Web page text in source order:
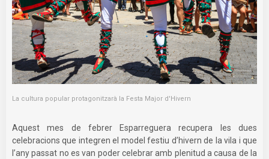
La cultura popular protagonitzarà la Festa Major d'Hivern
Aquest mes de febrer Esparreguera recupera les dues
celebracions que integren el model festiu d’hivern de la vila i que
l’any passat no es van poder celebrar amb plenitud a causa de la